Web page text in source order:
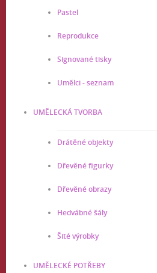
Pastel
Reprodukce
Signované tisky
Umělci - seznam
UMĚLECKÁ TVORBA
Drátěné objekty
Dřevěné figurky
Dřevěné obrazy
Hedvábné šály
Šité výrobky
UMĚLECKÉ POTŘEBY